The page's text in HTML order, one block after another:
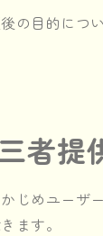
の目的につ
者提
じめユー
ます。